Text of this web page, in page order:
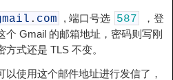
. com , 端口号选 587
，登
个 Gmail 的邮箱地址，密码则写刚
式还是 TLS 不变。
使用这个邮件地址进行发信了，